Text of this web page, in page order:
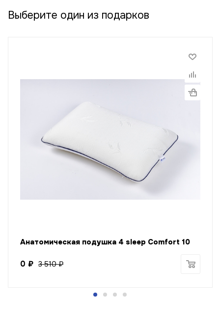
Выберите один из подарков
Анатомическая подушка 4 sleep Comfort 10
0 ₽ 3 510₽